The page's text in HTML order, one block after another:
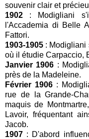
souvenir clair et
1902 : Modigliani
l'Accademia di Belle
Fattori.
1903-1905 : Modigliani
où il étudie Carpaccio,
Janvier 1906 :
près de la Madeleine.
Février 1906:
rue de la Grande-
maquis de
Lavoir, fréquentant
Jacob.
1907 : D'abord